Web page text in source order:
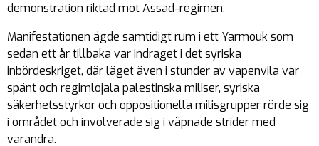
demonstration riktad mot Assad-regimen.
Manifestationen ägde samtidigt rum i ett Yarmouk som
sedan ett år tillbaka var indraget i det syriska
inbördeskriget, där läget även i stunder av vapenvila var
spänt och regimlojala palestinska miliser, syriska
säkerhetsstyrkor och oppositionella milisgrupper rörde sig
i området och involverade sig i väpnade strider med
varandra.